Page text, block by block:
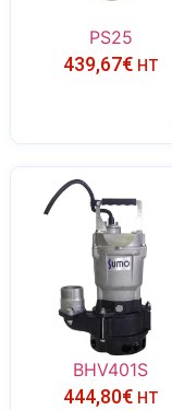
PS25
439,67€ HT
BHV401S
444,80€ HT